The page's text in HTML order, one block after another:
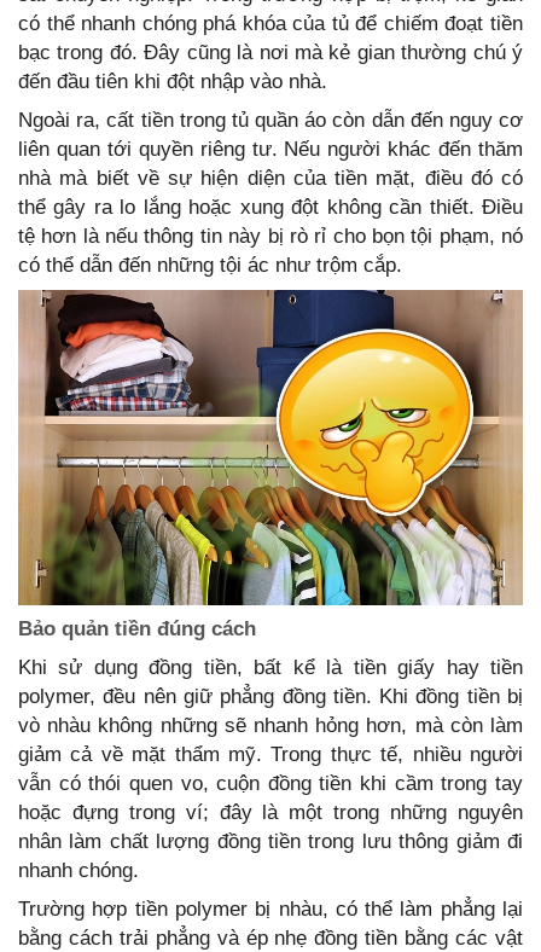
có thể nhanh chóng phá khóa của tủ để chiếm đoạt tiền
bạc trong đó. Đây cũng là nơi mà kẻ gian thường chú ý
đến đầu tiên khi đột nhập vào nhà.
Ngoài ra, cất tiền trong tủ quần áo còn dẫn đến nguy cơ
liên quan tới quyền riêng tư. Nếu người khác đến thăm
nhà mà biết về sự hiện diện của tiền mặt, điều đó có
thể gây ra lo lắng hoặc xung đột không cần thiết. Điều
tệ hơn là nếu thông tin này bị rò rỉ cho bọn tội phạm, nó
có thể dẫn đến những tội ác như trộm cắp.
Bảo quản tiền đúng cách
Khi sử dụng đồng tiền, bất kể là tiền giấy hay tiền
polymer, đều nên giữ phẳng đồng tiền. Khi đồng tiền bị
vò nhàu không những sẽ nhanh hỏng hơn, mà còn làm
giảm cả về mặt thẩm mỹ. Trong thực tế, nhiều người
vẫn có thói quen vo, cuộn đồng tiền khi cầm trong tay
hoặc đựng trong ví; đây là một trong những nguyên
nhân làm chất lượng đồng tiền trong lưu thông giảm đi
nhanh chóng.
Trường hợp tiền polymer bị nhàu, có thể làm phẳng lại
bằng cách trải phẳng và ép nhẹ đồng tiền bằng các vật